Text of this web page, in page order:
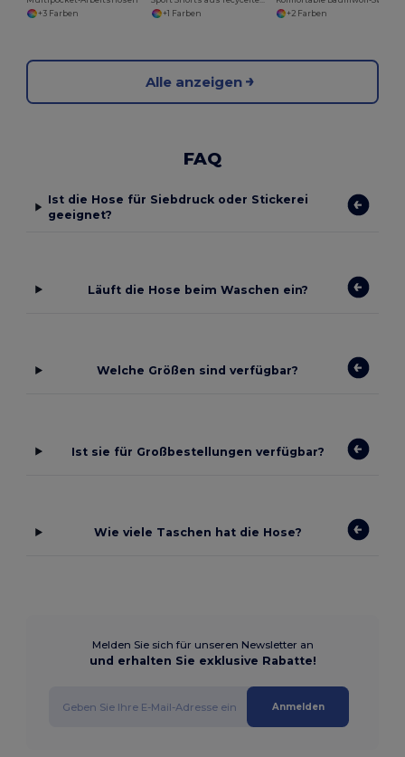
+3 Farben
+1 Farben
+2 Farben
Alle anzeigen
FAQ
Ist die Hose für Siebdruck oder Stickerei
geeignet?
Läuft die Hose beim Waschen ein?
Welche Größen sind verfügbar?
Ist sie für Großbestellungen verfügbar?
Wie viele Taschen hat die Hose?
Melden Sie sich für unseren Newsletter an
und erhalten Sie exklusive Rabatte!
Anmelden